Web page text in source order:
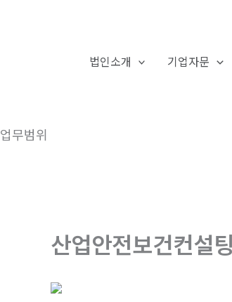
뛰
법인소개 기업자문
업무범위
산업안전보건컨설팅